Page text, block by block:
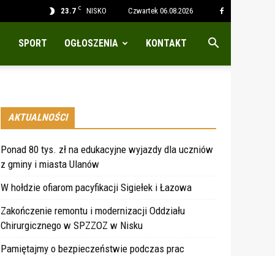
23.7 C NISKO Czwartek 06.08.2026
SPORT OGŁOSZENIA KONTAKT
AKTUALNOŚCI
Ponad 80 tys. zł na edukacyjne wyjazdy dla uczniów
z gminy i miasta Ulanów
W hołdzie ofiarom pacyfikacji Sigiełek i Łazowa
Zakończenie remontu i modernizacji Oddziału
Chirurgicznego w SPZZOZ w Nisku
Pamiętajmy o bezpieczeństwie podczas prac